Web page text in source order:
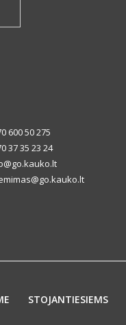
600 50 275
37 35 23 24
STOJANTIESIEMS